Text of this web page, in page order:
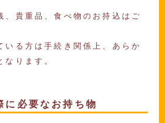
貴重品、食べ物のお持込はご
る方は手続き関係上、あらか
なります。
に必要なお持ち物